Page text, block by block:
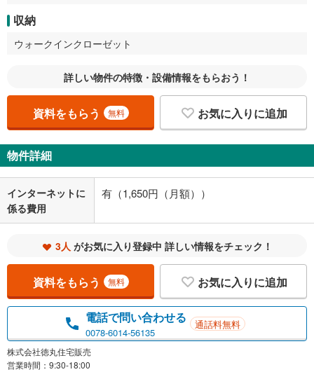
収納
ウォークインクローゼット
詳しい物件の特徴・設備情報をもらおう！
資料をもらう 無料 お気に入りに追加
物件詳細
インターネットに
係る費用
有（1,650円（月額））
3人 がお気に入り登録中 詳しい情報をチェック！
資料をもらう 無料 お気に入りに追加
電話で問い合わせる
0078-6014-56135
通話料無料
株式会社徳丸住宅販売
営業時間：9:30-18:00